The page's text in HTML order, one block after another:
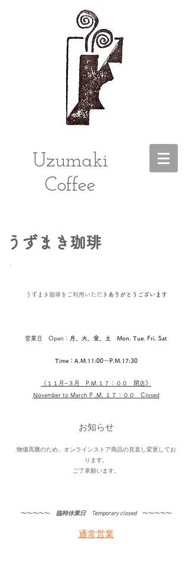
Uzumaki
Coffee
うずまき珈琲
うずまき珈琲を ご利用いただき ありがとうございます
営業日 Open： 月、火、金、土 Mon. Tue. Fri. Sat
Time：A.M.11:00〜P.M.17:30
《１１ 月−３月​ P.M.１７：００ 閉店 》
November to March P .M. １７：００ Closed
お知らせ
物価高騰のため、オンラインストア商品の見直し変更してお
ります。
​ご了承願います。
〜〜〜〜〜​ 臨時休業日 Temporary closed〜〜〜〜〜
通常営業